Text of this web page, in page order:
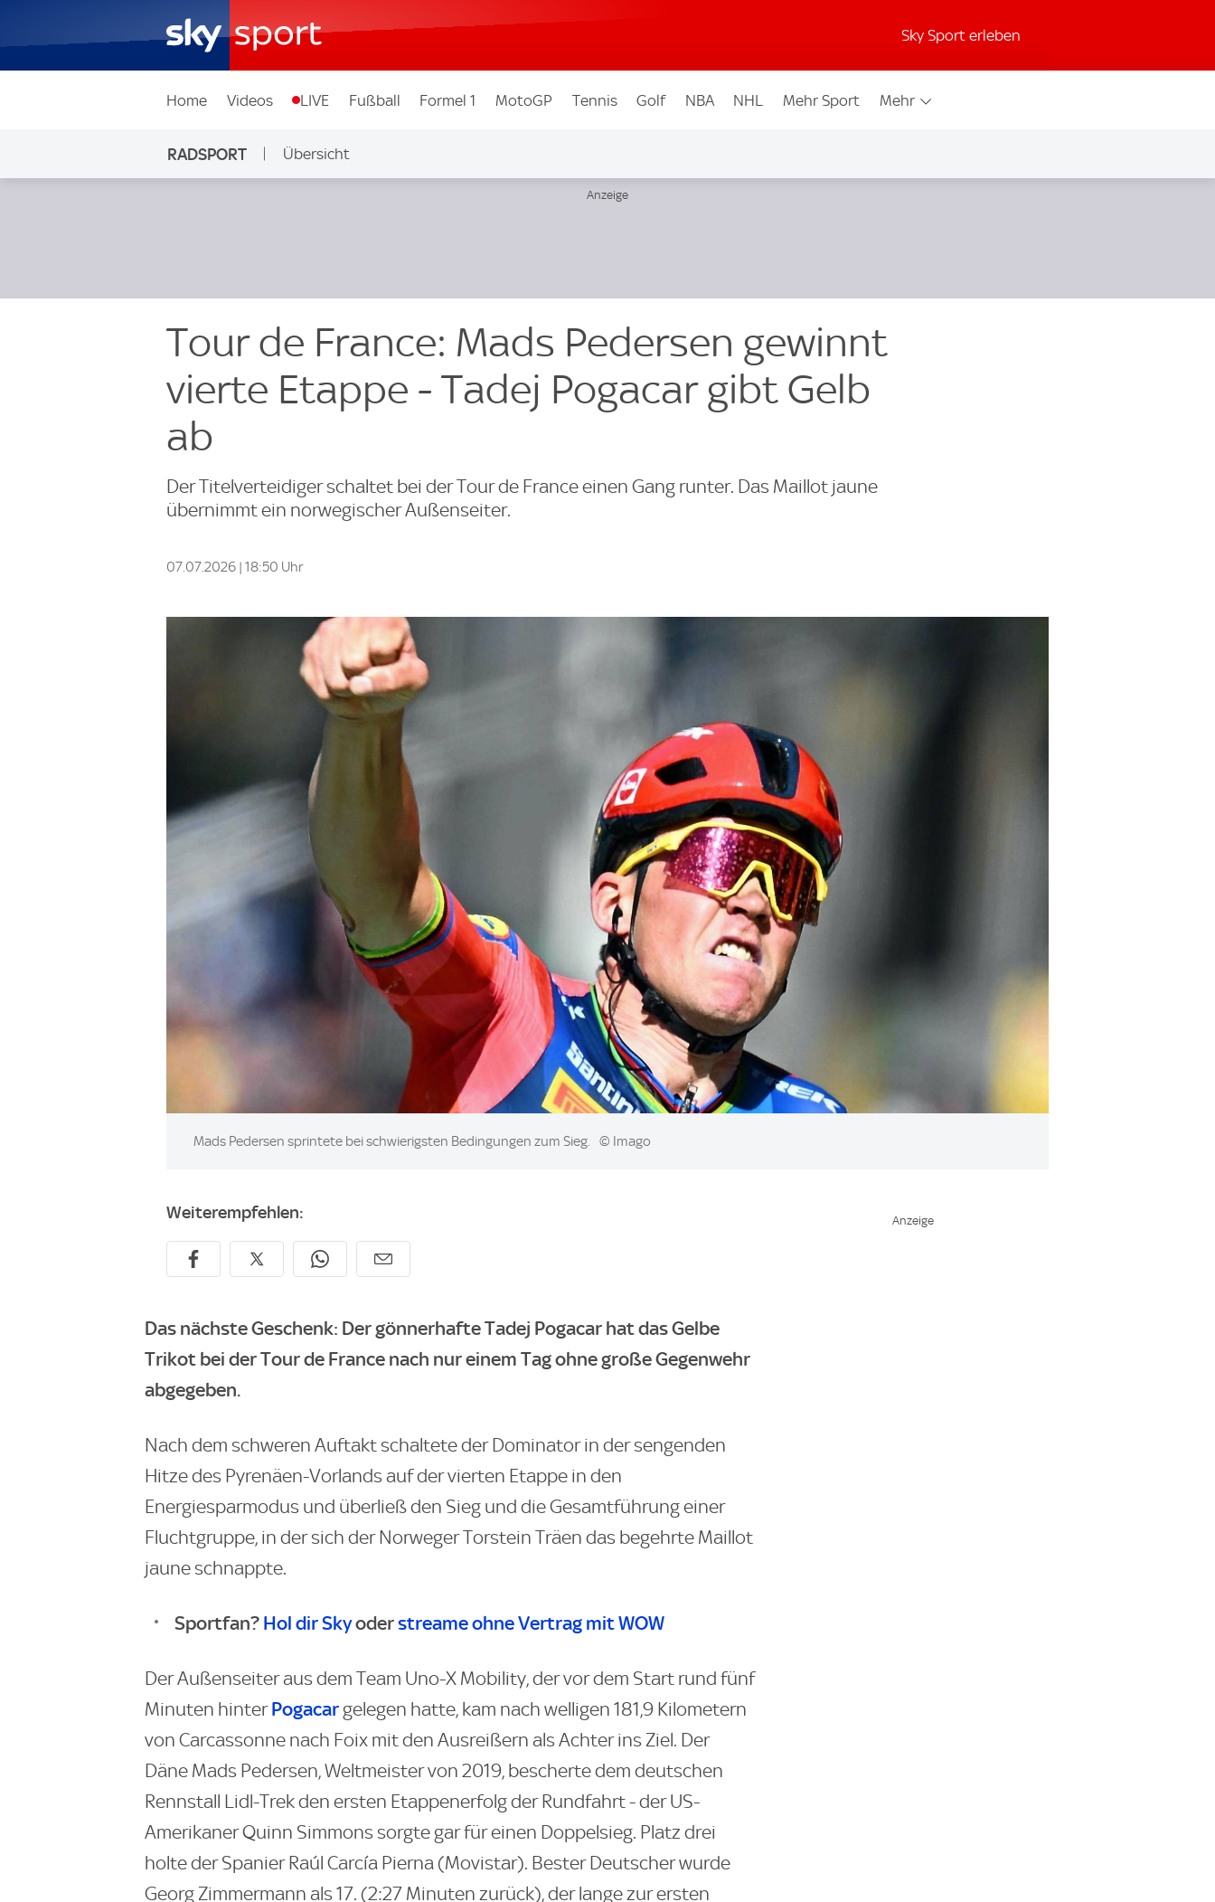
Sky Sport erleben
Home Videos LIVE Fußball Formel 1 MotoGP Tennis Golf NBA NHL Mehr Sport Mehr
RADSPORT Übersicht
Tour de France: Mads Pedersen gewinnt
vierte Etappe - Tadej Pogacar gibt Gelb
ab
Der Titelverteidiger schaltet bei der Tour de France einen Gang runter. Das Maillot jaune
übernimmt ein norwegischer Außenseiter.
07.07.2026 | 18:50 Uhr
Image:
Mads Pedersen sprintete bei schwierigsten Bedingungen zum Sieg. © Imago
Weiterempfehlen:
Das nächste Geschenk: Der gönnerhafte Tadej Pogacar hat das Gelbe
Trikot bei der Tour de France nach nur einem Tag ohne große Gegenwehr
abgegeben.
Nach dem schweren Auftakt schaltete der Dominator in der sengenden
Hitze des Pyrenäen-Vorlands auf der vierten Etappe in den
Energiesparmodus und überließ den Sieg und die Gesamtführung einer
Fluchtgruppe, in der sich der Norweger Torstein Träen das begehrte Maillot
jaune schnappte.
Sportfan? Hol dir Skyoderstreame ohne Vertrag mit WOW
Der Außenseiter aus dem Team Uno-X Mobility, der vor dem Start rund fünf
Minuten hinterPogacar gelegen hatte, kam nach welligen 181,9 Kilometern
von Carcassonne nach Foix mit den Ausreißern als Achter ins Ziel. Der
Däne Mads Pedersen, Weltmeister von 2019, bescherte dem deutschen
Rennstall Lidl-Trek den ersten Etappenerfolg der Rundfahrt - der US-
Amerikaner Quinn Simmons sorgte gar für einen Doppelsieg. Platz drei
holte der Spanier Raúl Carcía Pierna (Movistar). Bester Deutscher wurde
Georg Zimmermann als 17. (2:27 Minuten zurück), der lange zur ersten